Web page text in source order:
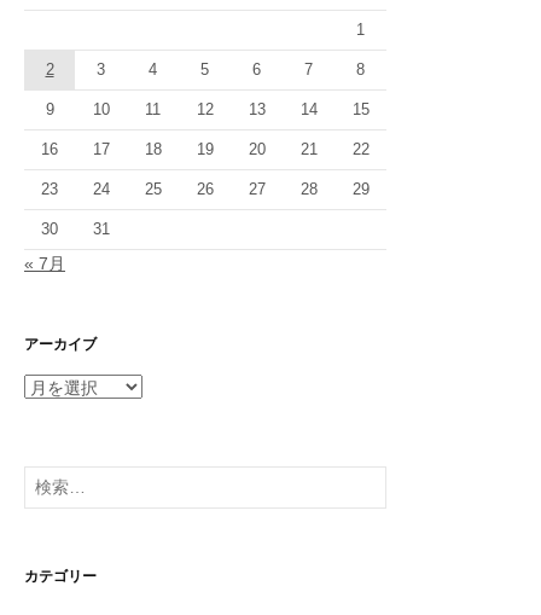
1
2 3 4 5 6 7 8
9 10 11 12 13 14 15
16 17 18 19 20 21 22
23 24 25 26 27 28 29
30 31
« 7月
アーカイブ
ア
イ
ブ
検
索:
カテゴリー